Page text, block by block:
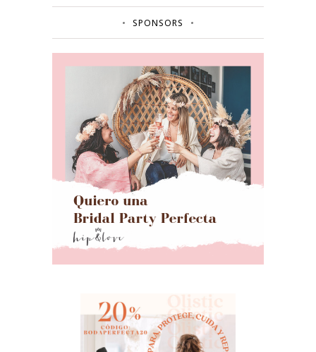
SPONSORS